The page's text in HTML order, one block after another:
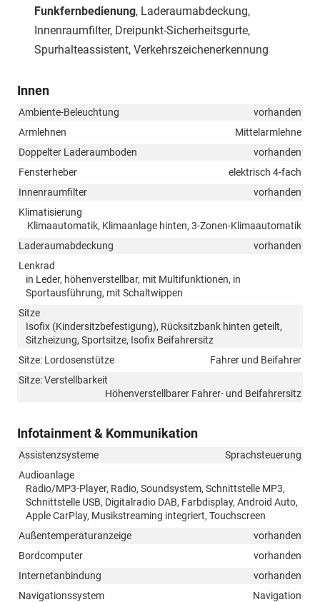
Funkfernbedienung, Laderaumabdeckung,
Innenraumfilter, Dreipunkt-Sicherheitsgurte,
Spurhalteassistent, Verkehrszeichenerkennung
Innen
Ambiente-Beleuchtung
vorhanden
Armlehnen
Mittelarmlehne
Doppelter Laderaumboden
vorhanden
Fensterheber
elektrisch 4-fach
Innenraumfilter
vorhanden
Klimatisierung
Klimaautomatik, Klimaanlage hinten, 3-Zonen-Klimaautomatik
Laderaumabdeckung
vorhanden
Lenkrad
in Leder, höhenverstellbar, mit Multifunktionen, in
Sportausführung, mit Schaltwippen
Sitze
Isofix (Kindersitzbefestigung), Rücksitzbank hinten geteilt,
Sitzheizung, Sportsitze, Isofix Beifahrersitz
Sitze: Lordosenstütze
Fahrer und Beifahrer
Sitze: Verstellbarkeit
Höhenverstellbarer Fahrer- und Beifahrersitz
Infotainment & Kommunikation
Assistenzsysteme
Sprachsteuerung
Audioanlage
Radio/MP3-Player, Radio, Soundsystem, Schnittstelle MP3,
Schnittstelle USB, Digitalradio DAB, Farbdisplay, Android Auto,
Apple CarPlay, Musikstreaming integriert, Touchscreen
Außentemperaturanzeige
vorhanden
Bordcomputer
vorhanden
Internetanbindung
vorhanden
Navigationssystem
Navigation